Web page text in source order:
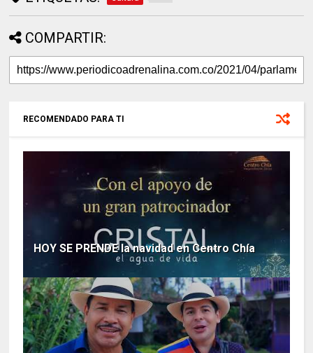
COMPARTIR:
RECOMENDADO PARA TI
HOY SE PRENDE la navidad en Centro Chía